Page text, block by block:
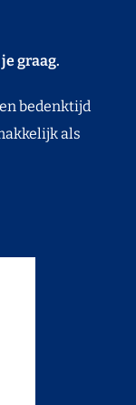
graag.
bedenktijd
als